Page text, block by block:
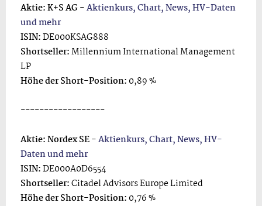
Aktie: K+S AG -Aktienkurs, Chart, News, HV-Daten
und mehr
ISIN:DE000KSAG888
Shortseller:Millennium International Management
LP
Höhe der Short-Position: 0,89 %
------------------
Aktie: Nordex SE -Aktienkurs, Chart, News, HV-
Daten und mehr
ISIN:DE000A0D6554
Shortseller:Citadel Advisors Europe Limited
Höhe der Short-Position: 0,76 %